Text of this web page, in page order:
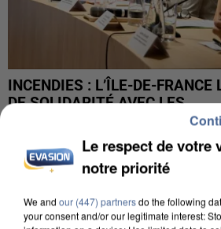
INCENDIES : L’ÎLE-DE-
DE SOLIDARITÉ AVEC LES...
Le respect de votre
notre priorité
We and our (447) partnersdo the following
your consent and/or our legitimate interest: